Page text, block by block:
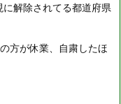
解除されてる都道府県
方が休業、自粛したほ